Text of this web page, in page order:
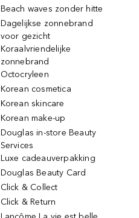
Beach waves zonder hitte
Dagelijkse zonnebrand
voor gezicht
Koraalvriendelijke
zonnebrand
Octocryleen
Korean cosmetica
Korean skincare
Korean make-up
Douglas in-store Beauty
Services
Luxe cadeauverpakking
Douglas Beauty Card
Click & Collect
Click & Return